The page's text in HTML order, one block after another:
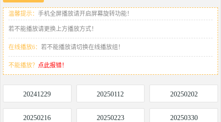
温馨提示： 手机全屏播放请开启屏幕旋转功能！
若不能播放请更换上方播放方式！
在线播放6： 若不能播放请切换在线播放组！
不能播放？ 点此报错！
20241229 20250112 20250202
20250216 20250223 20250330